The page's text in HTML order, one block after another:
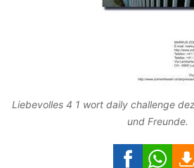
Liebevolles 4 1 wort daily challenge
und Freunde.